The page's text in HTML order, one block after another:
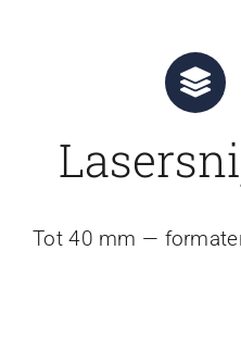
Tot 40 mm —